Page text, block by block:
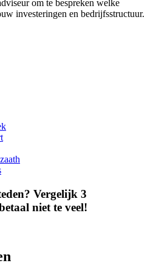
om te bespreken welke
investeringen en bedrijfsstructuur.
Vergelijk 3
niet te veel!